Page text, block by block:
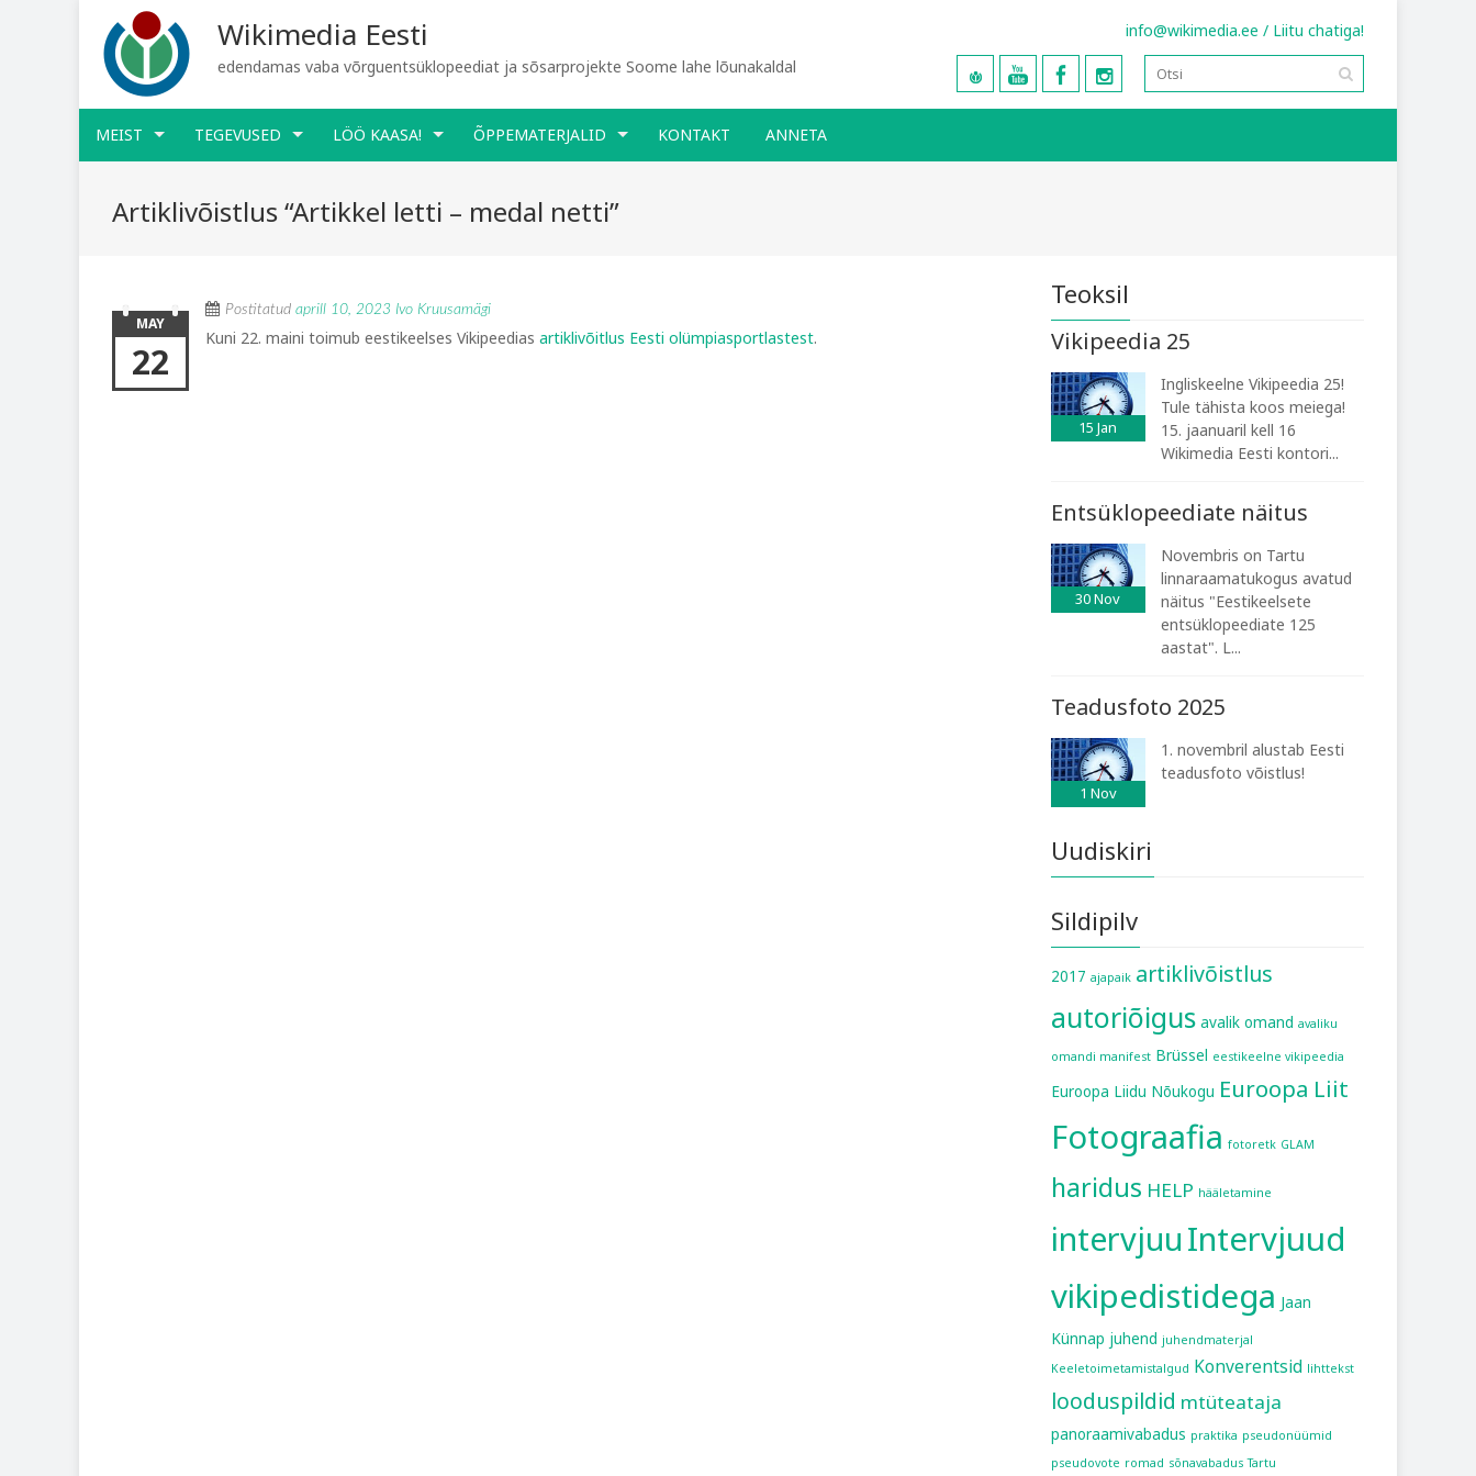
Wikimedia Eesti
edendamas vaba võrguentsüklopeediat ja sõsarprojekte Soome lahe lõunakaldal
info@wikimedia.ee / Liitu chatiga!
MEIST TEGEVUSED LÖÖ KAASA! ÕPPEMATERJALID KONTAKT ANNETA
Artiklivõistlus “Artikkel letti – medal netti”
Postitatud aprill 10, 2023 Ivo Kruusamägi
MAY
22
Kuni 22. maini toimub eestikeelses Vikipeedias artiklivõitlus Eesti olümpiasportlastest.
Teoksil
Vikipeedia 25
15 Jan
Ingliskeelne Vikipeedia 25!
Tule tähista koos meiega!
15. jaanuaril kell 16
Wikimedia Eesti kontori...
Entsüklopeediate näitus
30Nov
Novembris on Tartu
linnaraamatukogus avatud
näitus "Eestikeelsete
entsüklopeediate 125
aastat". L...
Teadusfoto 2025
1 Nov
1. novembril alustab Eesti
teadusfoto võistlus!
Uudiskiri
Sildipilv
2017 ajapaik artiklivõistlus
autoriõigus avalik omand avaliku
omandi manifest Brüssel eestikeelne vikipeedia
Euroopa Liidu Nõukogu Euroopa Liit
Fotograafia fotoretk GLAM
haridus HELP hääletamine
intervjuuIntervjuud
vikipedistidega Jaan
Künnap juhend juhendmaterjal
Keeletoimetamistalgud Konverentsid lihttekst
looduspildid mtüteataja
panoraamivabadus praktika pseudonüümid
pseudovote romad sõnavabadus Tartu